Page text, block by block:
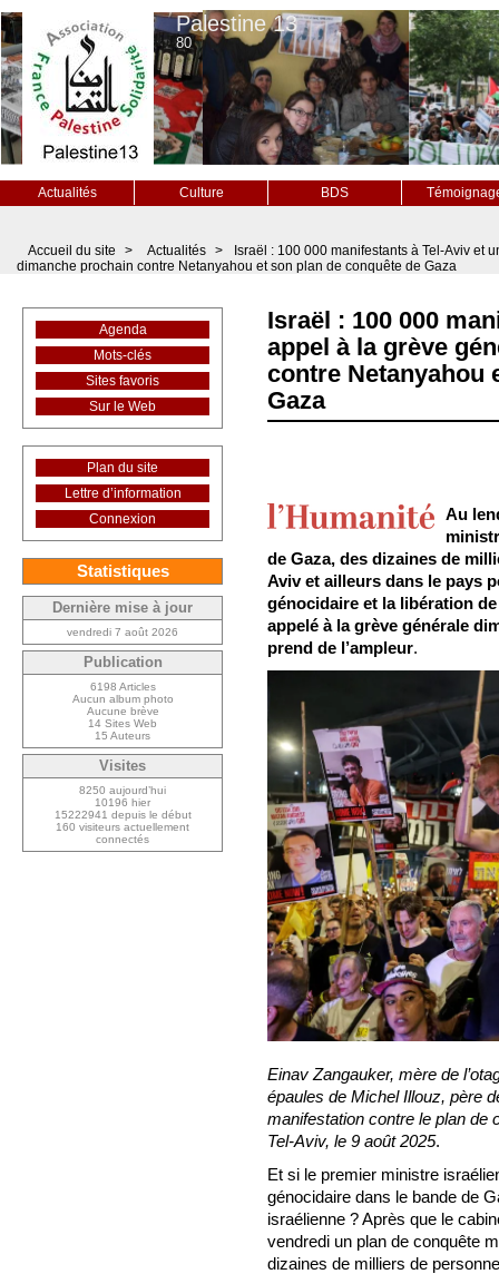
Palestine 13
80
Actualités Culture BDS
Accueil du site > Actualités >
Israël : 100 000 manifestants à Tel-Aviv et
dimanche prochain contre Netanyahou et son plan de conquête de Gaza
Israël : 100 000
appel à la grève
contre Netanyahou
Gaza
Au
de Gaza, des dizaines de
Aviv et ailleurs dans le pays
génocidaire et la libération
appelé à la grève générale
prend de l’ampleur.
Einav Zangauker, mère de
épaules de Michel Illouz, père
manifestation contre le plan de
Tel-Aviv, le 9 août 2025.
Et si le premier ministre
génocidaire dans le bande de
israélienne ? Après que le
vendredi un plan de conquête
dizaines de milliers de
Agenda
Mots-clés
Sites favoris
Sur le Web
Plan du site
Lettre d’information
Connexion
Statistiques
Dernière mise à jour
vendredi 7 août 2026
Publication
6198 Articles
Aucun album photo
Aucune brève
14 Sites Web
15 Auteurs
Visites
8250 aujourd’hui
10196 hier
15222941 depuis le début
160 visiteurs actuellement
connectés